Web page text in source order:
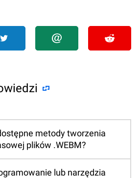
metody tworzenia
plików .WEBM?
lub narzędzia